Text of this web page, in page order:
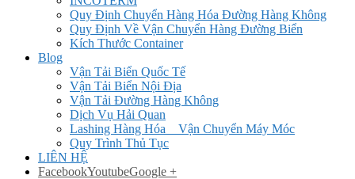
Quy Định Chuyển Hàng Hóa Đường Hàng Không
Quy Định Về Vận Chuyển Hàng Đường Biển
Kích Thước Container
Blog
Vận Tải Biển Quốc Tế
Vận Tải Biển Nội Địa
Vận Tải Đường Hàng Không
Dịch Vụ Hải Quan
Lashing Hàng Hóa _ Vận Chuyển Máy Móc
Quy Trình Thủ Tục
LIÊN HỆ
FacebookYoutubeGoogle +